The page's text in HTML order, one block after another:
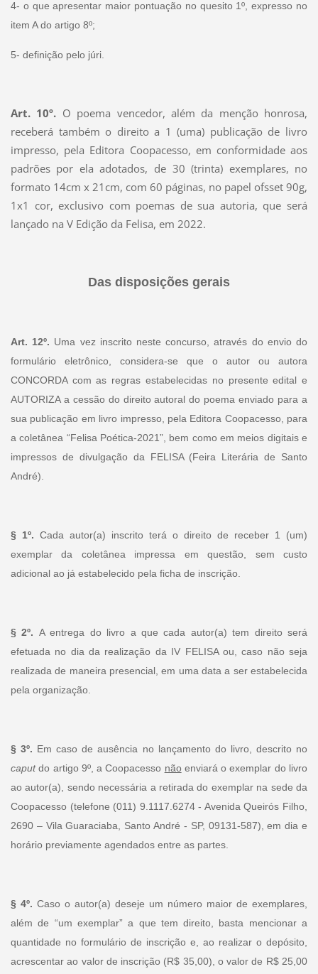
4- o que apresentar maior pontuação no quesito 1º, expresso no
item A do artigo 8º;
5- definição pelo júri.
Art. 10º. O poema vencedor, além da menção honrosa,
receberá também o direito a 1 (uma) publicação de livro
impresso, pela Editora Coopacesso, em conformidade aos
padrões por ela adotados, de 30 (trinta) exemplares, no
formato 14cm x 21cm, com 60 páginas, no papel ofsset 90g,
1x1 cor, exclusivo com poemas de sua autoria, que será
lançado na V Edição da Felisa, em 2022.
Das disposições gerais
Art. 12º. Uma vez inscrito neste concurso, através do envio do
formulário eletrônico, considera-se que o autor ou autora
CONCORDA com as regras estabelecidas no presente edital e
AUTORIZA a cessão do direito autoral do poema enviado para a
sua publicação em livro impresso, pela Editora Coopacesso, para
a coletânea “Felisa Poética-2021”, bem como em meios digitais e
impressos de divulgação da FELISA (Feira Literária de Santo
André).
§ 1º. Cada autor(a) inscrito terá o direito de receber 1 (um)
exemplar da coletânea impressa em questão, sem custo
adicional ao já estabelecido pela ficha de inscrição.
§ 2º. A entrega do livro a que cada autor(a) tem direito será
efetuada no dia da realização da IV FELISA ou, caso não seja
realizada de maneira presencial, em uma data a ser estabelecida
pela organização.
§ 3º. Em caso de ausência no lançamento do livro, descrito no
caputdo artigo 9º, a Coopacesso nãoenviará o exemplar do livro
ao autor(a), sendo necessária a retirada do exemplar na sede da
Coopacesso (telefone (011) 9.1117.6274 - Avenida Queirós Filho,
2690 – Vila Guaraciaba, Santo André - SP, 09131-587), em dia e
horário previamente agendados entre as partes.
§ 4º. Caso o autor(a) deseje um número maior de exemplares,
além de “um exemplar” a que tem direito, basta mencionar a
quantidade no formulário de inscrição e, ao realizar o depósito,
acrescentar ao valor de inscrição (R$ 35,00), o valor de R$ 25,00